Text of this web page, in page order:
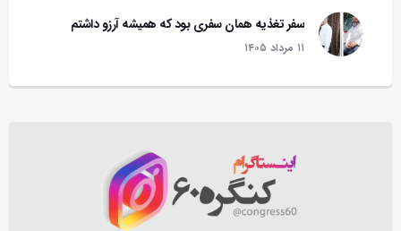
سفر تغذیه همان سفری بود که همیشه آرزو داشتم
۱۱ مرداد ۱۴۰۵